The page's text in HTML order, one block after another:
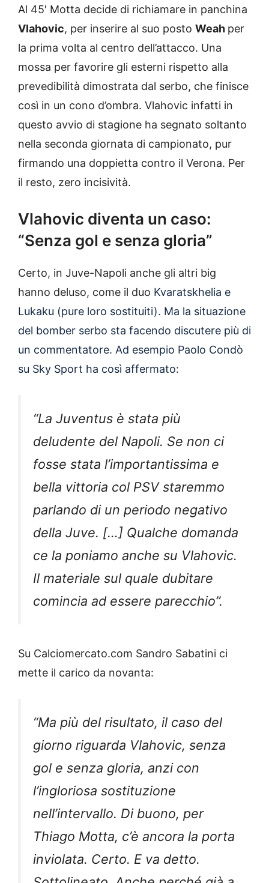
Al 45′ Motta decide di richiamare in panchina
Vlahovic, per inserire al suo posto Weah per
la prima volta al centro dell’attacco. Una
mossa per favorire gli esterni rispetto alla
prevedibilità dimostrata dal serbo, che finisce
così in un cono d’ombra. Vlahovic infatti in
questo avvio di stagione ha segnato soltanto
nella seconda giornata di campionato, pur
firmando una doppietta contro il Verona. Per
il resto, zero incisività.
Vlahovic diventa un caso:
“Senza gol e senza gloria”
Certo, in Juve-Napoli anche gli altri big
hanno deluso, come il duo Kvaratskhelia e
Lukaku (pure loro sostituiti). Ma la situazione
del bomber serbo sta facendo discutere più di
un commentatore. Ad esempio Paolo Condò
su Sky Sport ha così affermato:
“La Juventus è stata più
deludente del Napoli. Se non ci
fosse stata l’importantissima e
bella vittoria col PSV staremmo
parlando di un periodo negativo
della Juve. […] Qualche domanda
ce la poniamo anche su Vlahovic.
Il materiale sul quale dubitare
comincia ad essere parecchio”.
Su Calciomercato.com Sandro Sabatini ci
mette il carico da novanta:
“Ma più del risultato, il caso del
giorno riguarda Vlahovic, senza
gol e senza gloria, anzi con
l’ingloriosa sostituzione
nell’intervallo. Di buono, per
Thiago Motta, c’è ancora la porta
inviolata. Certo. E va detto.